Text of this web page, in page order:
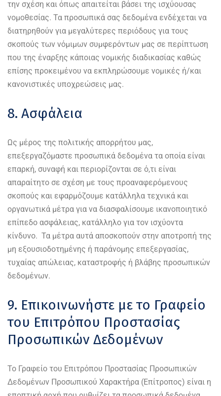
την σχέση και όπως απαιτείται βάσει της ισχύουσας
νομοθεσίας. Τα προσωπικά σας δεδομένα ενδέχεται να
διατηρηθούν για μεγαλύτερες περιόδους για τους
σκοπούς των νόμιμων συμφερόντων μας σε περίπτωση
που της έναρξης κάποιας νομικής διαδικασίας καθώς
επίσης προκειμένου να εκπληρώσουμε νομικές ή/και
κανονιστικές υποχρεώσεις μας.
8. Ασφάλεια
Ως μέρος της πολιτικής απορρήτου μας,
επεξεργαζόμαστε προσωπικά δεδομένα τα οποία είναι
επαρκή, συναφή και περιορίζονται σε ό,τι είναι
απαραίτητο σε σχέση με τους προαναφερόμενους
σκοπούς και εφαρμόζουμε κατάλληλα τεχνικά και
οργανωτικά μέτρα για να διασφαλίσουμε ικανοποιητικό
επίπεδο ασφάλειας, κατάλληλο για τον ισχύοντα
κίνδυνο. Τα μέτρα αυτά αποσκοπούν στην αποτροπή της
μη εξουσιοδοτημένης ή παράνομης επεξεργασίας,
τυχαίας απώλειας, καταστροφής ή βλάβης προσωπικών
δεδομένων.
9. Επικοινωνήστε με το Γραφείο
του Επιτρόπου Προστασίας
Προσωπικών Δεδομένων
Το Γραφείο του Επιτρόπου Προστασίας Προσωπικών
Δεδομένων Προσωπικού Χαρακτήρα (Επίτροπος) είναι η